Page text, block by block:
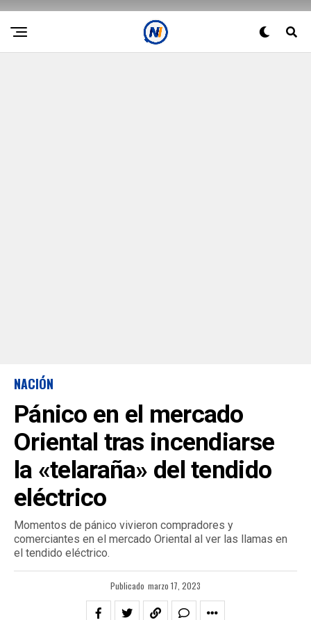
NACIÓN
Pánico en el mercado
Oriental tras incendiarse
la «telaraña» del tendido
eléctrico
Momentos de pánico vivieron compradores y
comerciantes en el mercado Oriental al ver las llamas en
el tendido eléctrico.
Publicado marzo 17, 2023